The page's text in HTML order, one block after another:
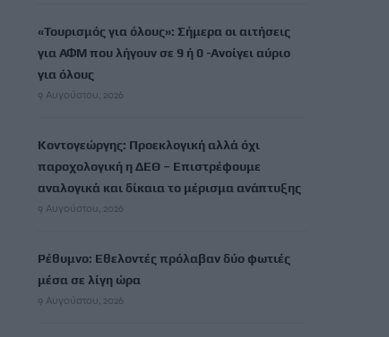
«Τουρισμός για όλους»: Σήμερα οι αιτήσεις
για ΑΦΜ που λήγουν σε 9 ή 0 -Ανοίγει αύριο
για όλους
9 Αυγούστου, 2026
Κοντογεώργης: Προεκλογική αλλά όχι
παροχολογική η ΔΕΘ – Επιστρέφουμε
αναλογικά και δίκαια το μέρισμα ανάπτυξης
9 Αυγούστου, 2026
Ρέθυμνο: Εθελοντές πρόλαβαν δύο φωτιές
μέσα σε λίγη ώρα
9 Αυγούστου, 2026